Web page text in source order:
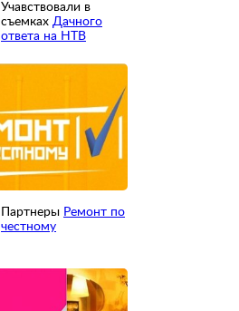
Учавствовали в
съемках Дачного
ответа на НТВ
Партнеры Ремонт по
честному